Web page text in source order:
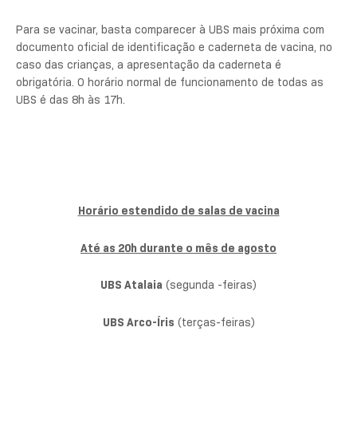
Para se vacinar, basta comparecer à UBS mais próxima com
documento oficial de identificação e caderneta de vacina, no
caso das crianças, a apresentação da caderneta é
obrigatória. O horário normal de funcionamento de todas as
UBS é das 8h às 17h.
Horário estendido de salas de vacina
Até as 20h durante o mês de agosto
UBS Atalaia (segunda -feiras)
UBS Arco-Íris (terças-feiras)